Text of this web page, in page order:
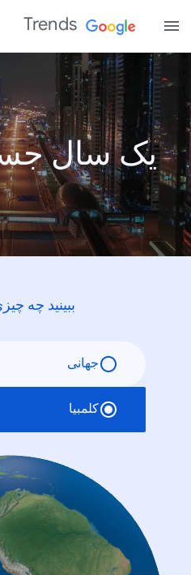
Trends
یک سال
ببینید چه
جهانی
کلمبیا